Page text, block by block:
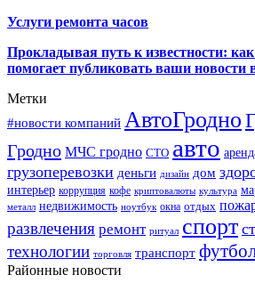
Услуги ремонта часов
Прокладывая путь к известности:
помогает публиковать ваши
Метки
#новости компаний АвтоГродно
Гродно МЧС гродно СТО авто
грузоперевозки деньги дизайн дом
интерьер коррупция кофе криптовалюты культура
металл недвижимость ноутбук окна отдых
развлечения ремонт ритуал спорт
технологии торговля транспорт
Районные новости